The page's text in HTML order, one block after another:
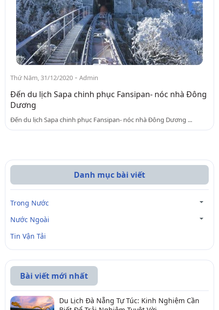
Thứ Năm, 31/12/2020 - Admin
Đến du lịch Sapa chinh phục Fansipan- nóc nhà Đông
Dương
Đến du lịch Sapa chinh phục Fansipan- nóc nhà Đông Dương ...
Danh mục bài viết
Trong Nước
Nước Ngoài
Tin Vận Tải
Bài viết mới nhất
Du Lịch Đà Nẵng Tự Túc: Kinh Nghiệm Cần